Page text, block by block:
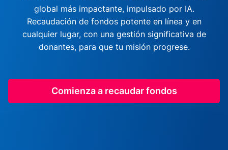
global más impactante, impulsado por IA.
Recaudación de fondos potente en línea y en
cualquier lugar, con una gestión significativa de
donantes, para que tu misión progrese.
Comienza a recaudar fondos